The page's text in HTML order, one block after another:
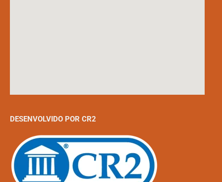
DESENVOLVIDO POR CR2